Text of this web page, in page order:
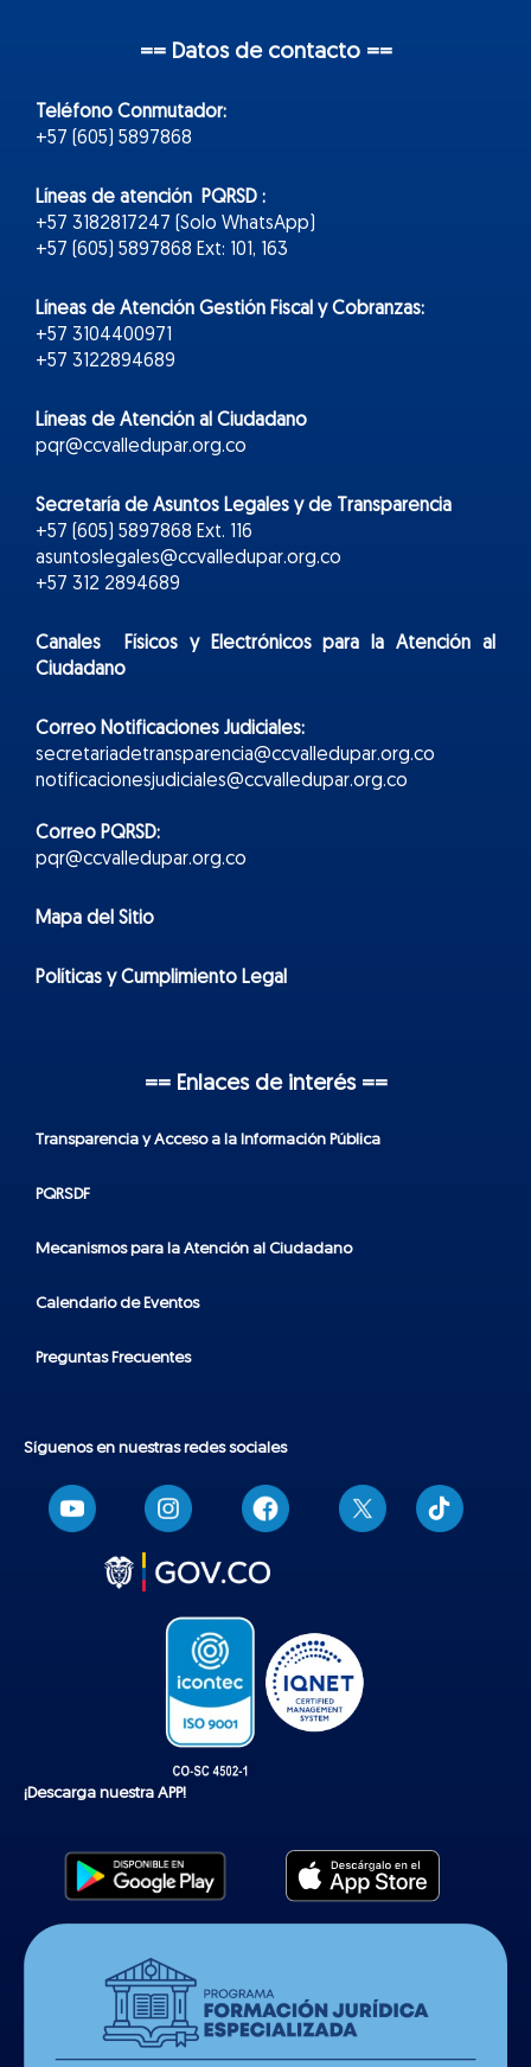
== Datos de contacto ==
Teléfono Conmutador:
+57 (605) 5897868
Líneas de atención PQRSD :
+57 3182817247 (Solo WhatsApp)
+57 (605) 5897868 Ext: 101, 163
Líneas de Atención Gestión Fiscal y Cobranzas:
+57 3104400971
+57 3122894689
Líneas de Atención al Ciudadano
pqr@ccvalledupar.org.co
Secretaría de Asuntos Legales y de Transparencia
+57 (605) 5897868 Ext. 116
asuntoslegales@ccvalledupar.org.co
+57 312 2894689
Canales Físicos yElectrónicospara la Atención al
Ciudadano
Correo Notificaciones Judiciales:
secretariadetransparencia@ccvalledupar.org.co
notificacionesjudiciales@ccvalledupar.org.co
Correo PQRSD:
pqr@ccvalledupar.org.co
Mapa del Sitio
Políticas y Cumplimiento Legal
== Enlaces de interés ==
Transparencia y Acceso a la Información Pública
PQRSDF
Mecanismos para la Atención al Ciudadano
Calendario de Eventos
Preguntas Frecuentes
Síguenos en nuestras redes sociales
T
i
k
¡Descarga nuestra APP!